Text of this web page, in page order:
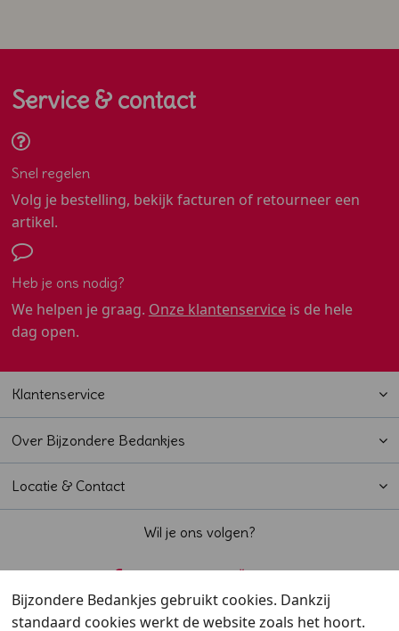
Service & contact
Snel regelen
Volg je bestelling, bekijk facturen of retourneer een
artikel.
Heb je ons nodig?
We helpen je graag. Onze klantenserviceis de hele
dag open.
Klantenservice
Over Bijzondere Bedankjes
Locatie & Contact
Wil je ons volgen?
Bijzondere Bedankjes gebruikt cookies. Dankzij
standaard cookies werkt de website zoals het hoort.